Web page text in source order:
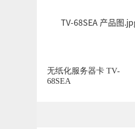
无纸化服务器卡 TV-
68SEA